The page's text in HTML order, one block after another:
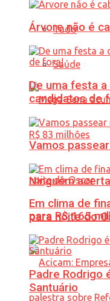
Tudo
Saúde
Ninguém
para R$ 165
Árvore não é
De uma festa
candidatos de
Vamos
Em clima de
para noite do
Padre Rodrigo
Santuário